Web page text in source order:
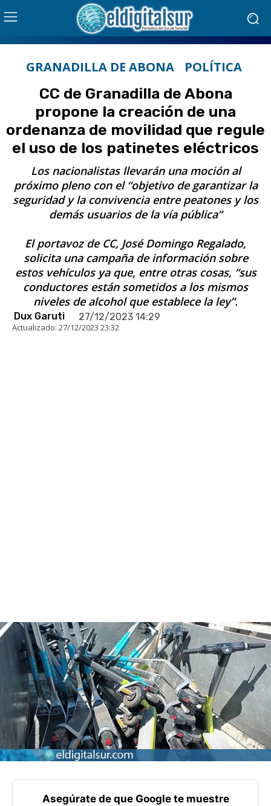
GRANADILLA DE ABONA POLÍTICA
CC de Granadilla de Abona
propone la creación de una
ordenanza de movilidad que regule
el uso de los patinetes eléctricos
Los nacionalistas llevarán una moción al
próximo pleno con el “objetivo de garantizar la
seguridad y la convivencia entre peatones y los
demás usuarios de la vía pública”
El portavoz de CC, José Domingo Regalado,
solicita una campaña de información sobre
estos vehículos ya que, entre otras cosas, “sus
conductores están sometidos a los mismos
niveles de alcohol que establece la ley”.
Dux Garuti 27/12/2023 14:29
Actualizado: 27/12/2023 23:32
Asegúrate de que Google te muestre